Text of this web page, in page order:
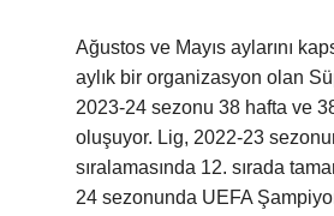
Ağustos ve Mayıs aylarını
aylık bir organizasyon olan
2023-24 sezonu 38 hafta ve
oluşuyor. Lig, 2022-23
sıralamasında 12. sırada
24 sezonunda UEFA